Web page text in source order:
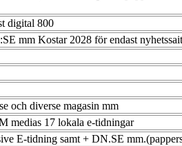
digital 800
mm Kostar 2028 för endast
och diverse magasin mm
medias 17 lokala e-tidningar
E-tidning samt + DN.SE